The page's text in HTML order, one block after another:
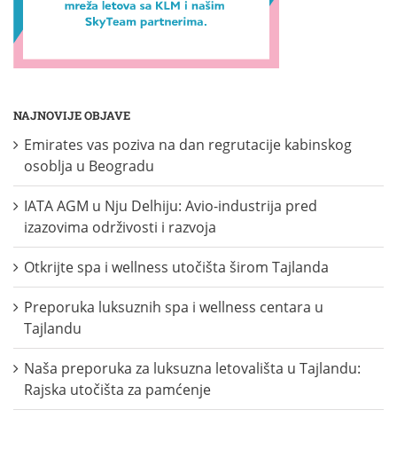
NAJNOVIJE OBJAVE
Emirates vas poziva na dan regrutacije kabinskog
osoblja u Beogradu
IATA AGM u Nju Delhiju: Avio-industrija pred
izazovima održivosti i razvoja
Otkrijte spa i wellness utočišta širom Tajlanda
Preporuka luksuznih spa i wellness centara u
Tajlandu
Naša preporuka za luksuzna letovališta u Tajlandu:
Rajska utočišta za pamćenje